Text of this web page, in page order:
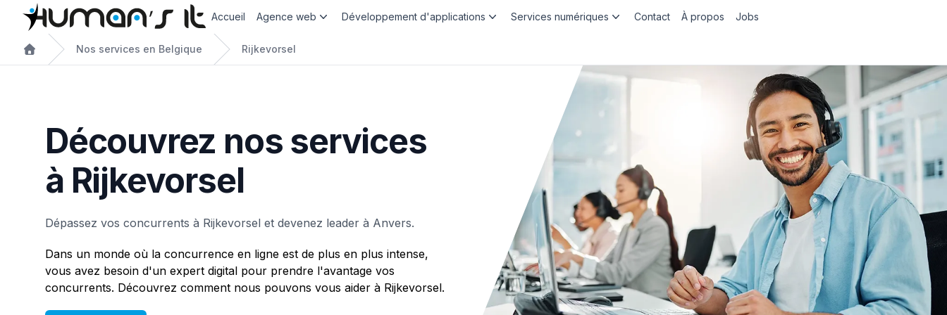
Accueil Agence web Développement d'applications Services numériques Contact À propos Jobs
Nos services en Belgique Rijkevorsel
Découvrez nos services
à Rijkevorsel
Dépassez vos concurrents à Rijkevorsel et devenez leader à Anvers.
Dans un monde où la concurrence en ligne est de plus en plus intense,
vous avez besoin d'un expert digital pour prendre l'avantage vos
concurrents. Découvrez comment nous pouvons vous aider à Rijkevorsel.